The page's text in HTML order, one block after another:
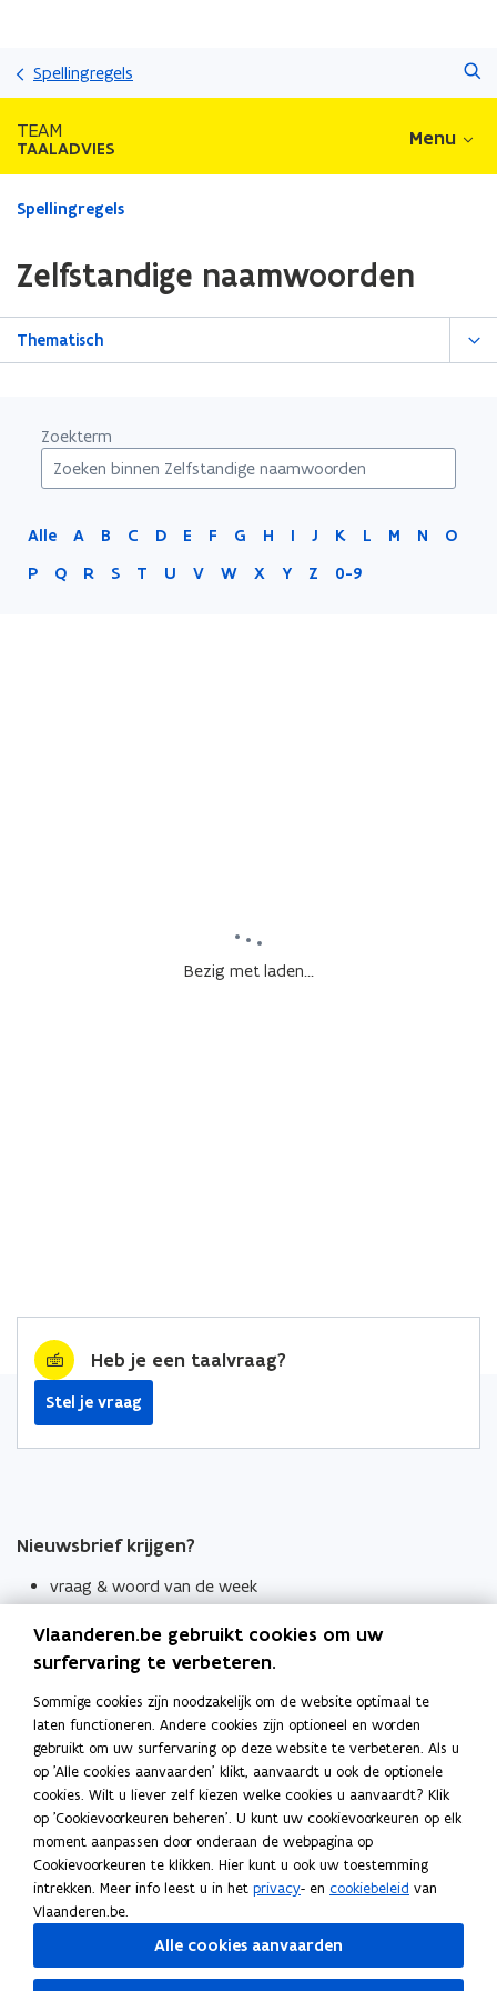
Spellingregels
TEAM
TAALADVIES Menu
Gedaan
zich
op:
Zelfstandige
Spellingregels
Zelfstandige naamwoorden
Thematisch
Zoekterm
Alle A B C D E F G H I J K L M N
O
P
Q R S T U V W X Y Z 0-9
Bezig met laden...
Heb je een taalvraag?
Stel je vraag
Nieuwsbrief krijgen?
vraag & woord van de week
Schrijf je in
Thema's
Taaladviezen
Spellingregels
Tips voor duidelijke taal
Bekijk ook
Spellingtests
Boek- en webwijzer
Vlaanderen.be gebruikt cookies om uw
surfervaring te verbeteren.
Sommige cookies zijn noodzakelijk om de website optimaal te
laten functioneren. Andere cookies zijn optioneel en worden
gebruikt om uw surfervaring op deze website te verbeteren. Als u
op 'Alle cookies aanvaarden' klikt, aanvaardt u ook de optionele
cookies. Wilt u liever zelf kiezen welke cookies u aanvaardt? Klik
op 'Cookievoorkeuren beheren'. U kunt uw cookievoorkeuren op elk
moment aanpassen door onderaan de webpagina op
Cookievoorkeuren te klikken. Hier kunt u ook uw toestemming
intrekken. Meer info leest u in het privacy- en cookiebeleid van
Vlaanderen.be.
Alle cookies aanvaarden